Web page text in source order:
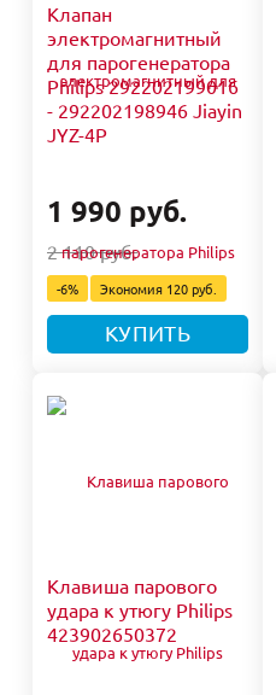
Клапан
электромагнитный
для парогенератора
Philips 292202199016
- 292202198946 Jiayin
JYZ-4P
1 990 руб.
2 110 руб.
-6% Экономия 120 руб.
КУПИТЬ
Клавиша парового
удара к утюгу Philips
423902650372